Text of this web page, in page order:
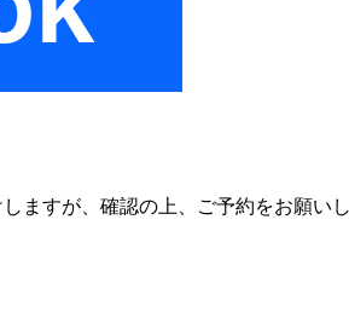
ますが、確認の上、ご予約をお願い